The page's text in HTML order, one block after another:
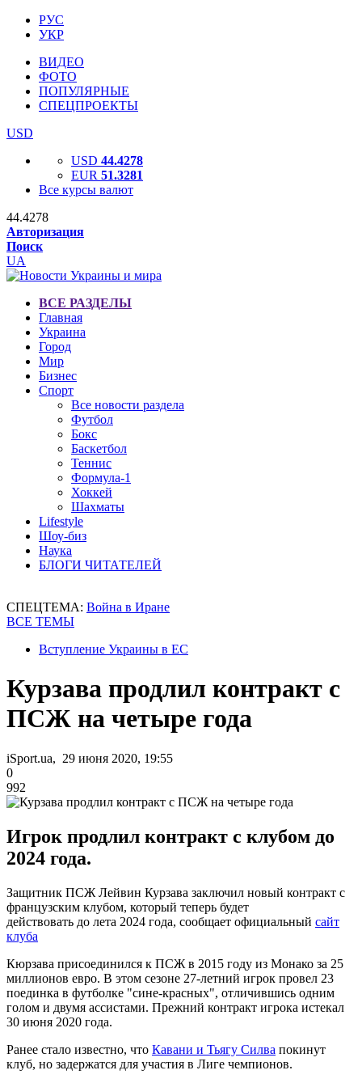
РУС
УКР
ВИДЕО
ФОТО
ПОПУЛЯРНЫЕ
СПЕЦПРОЕКТЫ
USD
USD 44.4278
EUR 51.3281
Все курсы валют
44.4278
Авторизация
Поиск
UA
ВСЕ РАЗДЕЛЫ
Главная
Украина
Город
Мир
Бизнес
Спорт
Все новости раздела
Футбол
Бокс
Баскетбол
Теннис
Формула-1
Хоккей
Шахматы
Lifestyle
Шоу-биз
Наука
БЛОГИ ЧИТАТЕЛЕЙ
СПЕЦТЕМА: Война в Иране
ВСЕ ТЕМЫ
Вступление Украины в ЕС
Курзава продлил контракт с
ПСЖ на четыре года
iSport.ua, 29 июня 2020, 19:55
0
992
Игрок продлил контракт с клубом до
2024 года.
Защитник ПСЖ Лейвин Курзава заключил новый контракт с
французским клубом, который теперь будет
действовать до лета 2024 года, сообщает официальный сайт
клуба
Кюрзава присоединился к ПСЖ в 2015 году из Монако за 25
миллионов евро. В этом сезоне 27-летний игрок провел 23
поединка в футболке "сине-красных", отличившись одним
голом и двумя ассистами. Прежний контракт игрока истекал
30 июня 2020 года.
Ранее стало известно, что Кавани и Тьягу Силва покинут
клуб, но задержатся для участия в Лиге чемпионов.